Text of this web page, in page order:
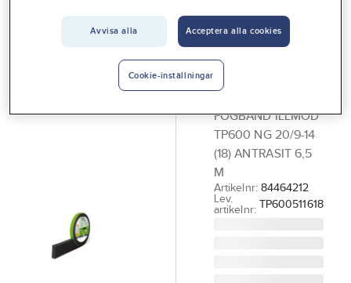
ILLBRUCK
Fogband
NG
FOGBAND ILLMOD
TP600 NG 20/9-14
(18) ANTRASIT 6,5
M
Artikelnr: 84464212
Lev.
artikelnr: TP600511618
Avvisa alla Acceptera alla cookies
Cookie-inställningar